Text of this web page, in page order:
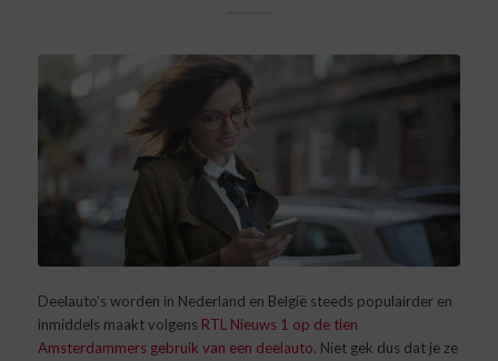
Deelauto’s worden in Nederland en België steeds populairder en
inmiddels maakt volgens RTL Nieuws 1 op de tien
Amsterdammers gebruik van een deelauto. Niet gek dus dat je ze